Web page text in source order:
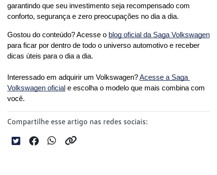
garantindo que seu investimento seja recompensado com
conforto, segurança e zero preocupações no dia a dia.
Gostou do conteúdo? Acesse o blog oficial da Saga Volkswagen
para ficar por dentro de todo o universo automotivo e receber
dicas úteis para o dia a dia.
Interessado em adquirir um Volkswagen? Acesse a Saga
Volkswagen oficial e escolha o modelo que mais combina com
você.
Compartilhe esse artigo nas redes sociais: